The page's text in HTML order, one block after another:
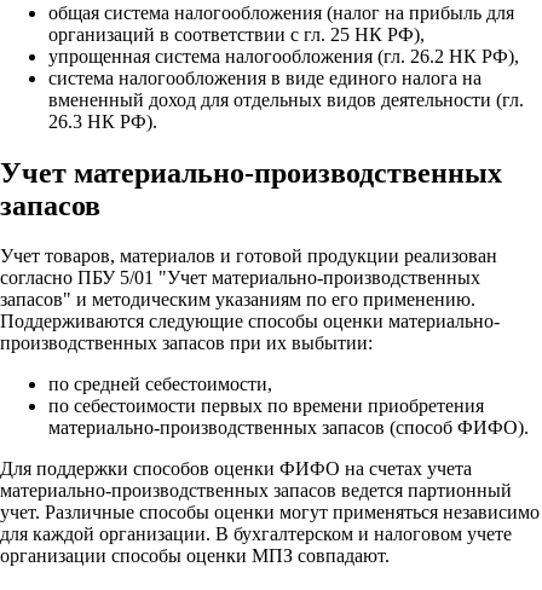
общая система налогообложения (налог на прибыль для
организаций в соответствии с гл. 25 НК РФ),
упрощенная система налогообложения (гл. 26.2 НК РФ),
система налогообложения в виде единого налога на
вмененный доход для отдельных видов деятельности (гл.
26.3 НК РФ).
Учет материально-производственных
запасов
Учет товаров, материалов и готовой продукции реализован
согласно ПБУ 5/01 "Учет материально-производственных
запасов" и методическим указаниям по его применению.
Поддерживаются следующие способы оценки материально-
производственных запасов при их выбытии:
по средней себестоимости,
по себестоимости первых по времени приобретения
материально-производственных запасов (способ ФИФО).
Для поддержки способов оценки ФИФО на счетах учета
материально-производственных запасов ведется партионный
учет. Различные способы оценки могут применяться независимо
для каждой организации. В бухгалтерском и налоговом учете
организации способы оценки МПЗ совпадают.